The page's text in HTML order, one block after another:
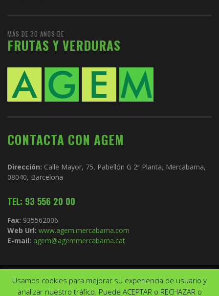
MÁS DE 30 AÑOS DE
FRUTAS Y VERDURAS
CONTACTA CON AGEM
Dirección: Calle Mayor, 75, Pabellón G 2ª Planta, Mercabarna,
08040, Barcelona
TEL: 93 556 20 00
Fax: 935562006
Web Url: www.agem.mercabarna.com
E-mail: agem@agemmercabarna.cat
Copyright © 2021.AGEM. Todos los derechos reservados. Diseño de
Usamos cookies para mejorar su experiencia de usuario y
analizar nuestro tráfico. Puede ACEPTAR o RECHAZAR o